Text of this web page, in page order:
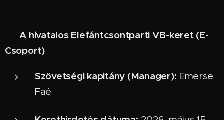
📋A hivatalos Elefántcsontparti VB-keret (E-
Csoport)
Szövetségi kapitány (Manager): Emerse
Faé